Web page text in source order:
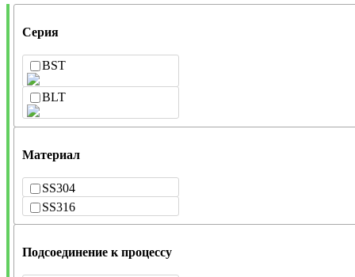
Серия
BST
BLT
Материал
SS304
SS316
Подсоединение к процессу